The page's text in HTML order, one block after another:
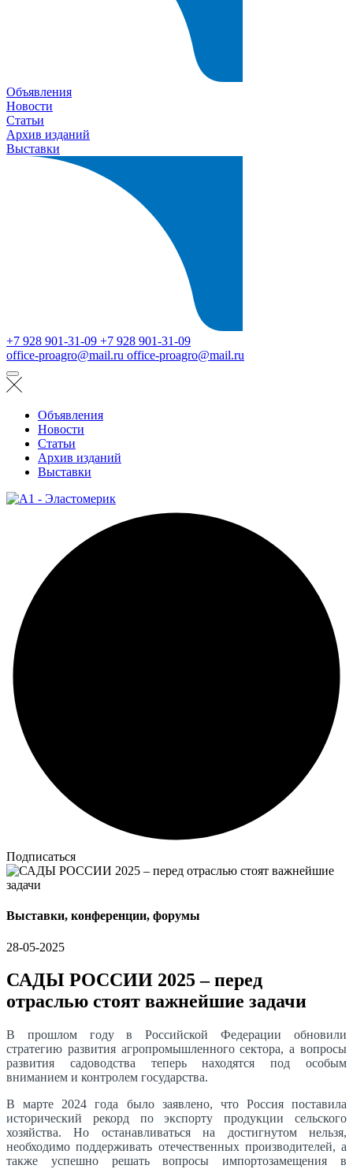
Объявления
Новости
Статьи
Архив изданий
Выставки
+7 928 901-31-09 +7 928 901-31-09
office-proagro@mail.ru office-proagro@mail.ru
Объявления
Новости
Статьи
Архив изданий
Выставки
Подписаться
Выставки, конференции, форумы
28-05-2025
САДЫ РОССИИ 2025 – перед
отраслью стоят важнейшие задачи
В прошлом году в Российской Федерации обновили
стратегию развития агропромышленного сектора, а вопросы
развития садоводства теперь находятся под особым
вниманием и контролем государства.
В марте 2024 года было заявлено, что Россия поставила
исторический рекорд по экспорту продукции сельского
хозяйства. Но останавливаться на достигнутом нельзя,
необходимо поддерживать отечественных производителей, а
также успешно решать вопросы импортозамещения в